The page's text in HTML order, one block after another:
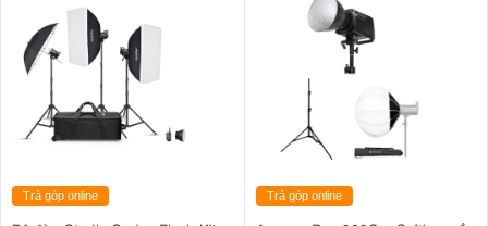
Trả góp online Trả góp online